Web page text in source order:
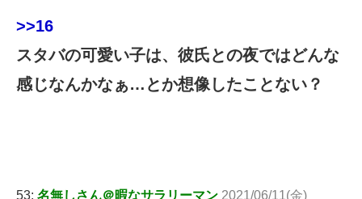
>>16
スタバの可愛い子は、彼氏との夜ではどんな
感じなんかなぁ…とか想像したことない？
53: 名無しさん＠暇なサラリーマン 2021/06/11(金)